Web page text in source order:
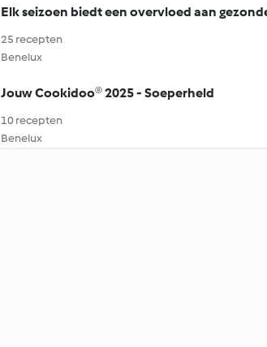
Elk seizoen biedt een overvloed aan
25 recepten
Benelux
Jouw Cookidoo® 2025 - Soeperheld
10 recepten
Benelux